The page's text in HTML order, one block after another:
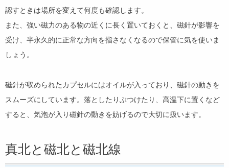
認すときは場所を変えて何度も確認します。
また、強い磁力のある物の近くに長く置いておくと、磁針が影響を
受け、半永久的に正常な方向を指さなくなるので保管に気を使いま
しょう。
磁針が収められたカプセルにはオイルが入っており、磁針の動きを
スムーズにしています。落としたりぶつけたり、高温下に置くなど
すると、気泡が入り磁針の動きを妨げるので大切に扱います。
真北と磁北と磁北線